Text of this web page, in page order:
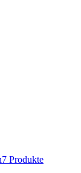
7 Produkte